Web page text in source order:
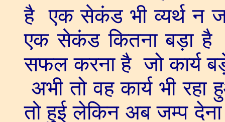
है एक सेकंड भी व्यर्थ न
एक सेकंड कितना बड़ा
सफल करना है जो कार्य
अभी तो वह कार्य भी
तो हुई लेकिन अब जम्प